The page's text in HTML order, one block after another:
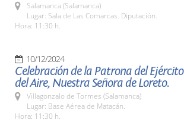
Salamanca (Salamanca)
Lugar: Sala de Las Comarcas. Diputación.
Hora: 11:30 h.
10/12/2024
Celebración de la Patrona del Ejército
del Aire, Nuestra Señora de Loreto.
Villagonzalo de Tormes (Salamanca)
Lugar: Base Aérea de Matacán.
Hora: 11:30 h.